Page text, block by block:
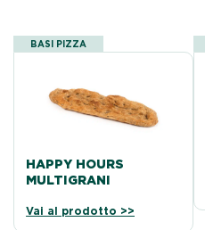
BASI PIZZA
HAPPY HOURS
MULTIGRANI
Vai al prodotto >>